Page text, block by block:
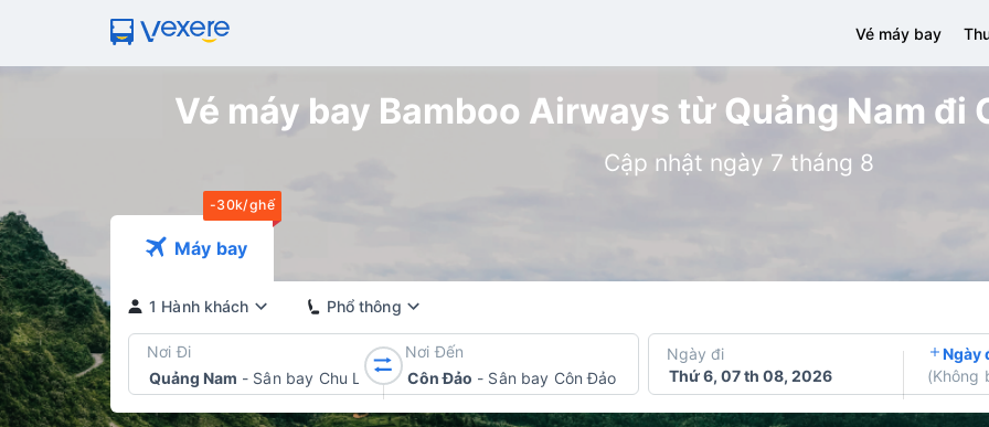
Vé máy bay
Vé máy bay Bamboo Airways từ Quảng Nam đi
Cập nhật ngày 7 tháng 8
-30k/ghế
Máy bay
1 Hành khách Phổ thông
Nơi Đi
Quảng Nam - Sân bay Chu Lai
Nơi Đến
Côn Đảo - Sân bay Côn Đảo
Ngày đi
Thứ 6, 07 th 08, 2026
Ngày
(Không